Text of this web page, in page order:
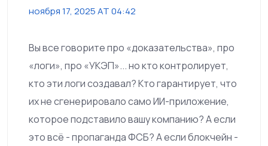
ноября 17, 2025 AT 04:42
Вы все говорите про «доказательства», про
«логи», про «УКЭП»... но кто контролирует,
кто эти логи создавал? Кто гарантирует, что
их не сгенерировало само ИИ-приложение,
которое подставило вашу компанию? А если
это всё - пропаганда ФСБ? А если блокчейн -